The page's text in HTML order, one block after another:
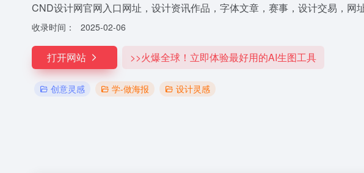
CND设计网官网入口网址，设计资讯作品，字体文章，赛事，设计交易，网
收录时间： 2025-02-06
打开网站 >>火爆全球！立即体验最好用的AI生图工具
创意灵感 学-做海报 设计灵感